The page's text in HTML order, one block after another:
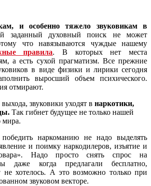
и особенно тяжело звуковикам в
заданный духовный поиск не может
что навязываются чуждые нашему
правила. В которых нет места
а есть сухой прагматизм. Все прежние
в виде физики и лирики сегодня
выросший объем психического.
отмирают.
звуковики уходят в наркотики,
Так гибнет будущее не только нашей
мира.
наркоманию не надо выделять
и поимку наркодилеров, изъятие и
Надо просто снять спрос на
даже когда предлагали бесплатно,
не хотелось. А это возможно только при
звуковом векторе.